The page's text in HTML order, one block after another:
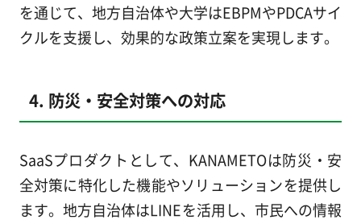
を通じて、地方自治体や大学はEBPMやPDCAサイ
クルを支援し、効果的な政策立案を実現します。
4. 防災・安全対策への対応
SaaSプロダクトとして、KANAMETOは防災・安
全対策に特化した機能やソリューションを提供し
ます。地方自治体はLINEを活用し、市民への情報